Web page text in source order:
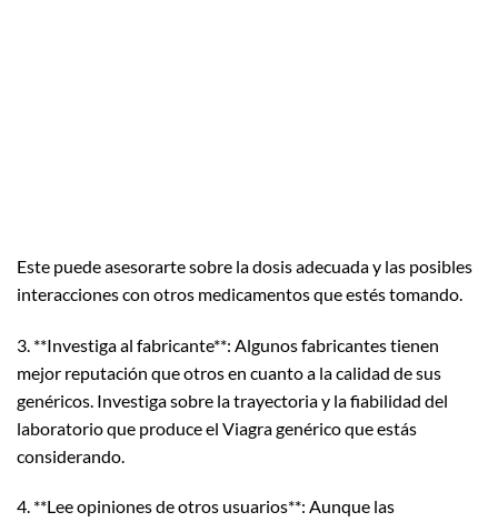
Este puede asesorarte sobre la dosis adecuada y las posibles
interacciones con otros medicamentos que estés tomando.
3. **Investiga al fabricante**: Algunos fabricantes tienen
mejor reputación que otros en cuanto a la calidad de sus
genéricos. Investiga sobre la trayectoria y la fiabilidad del
laboratorio que produce el Viagra genérico que estás
considerando.
4. **Lee opiniones de otros usuarios**: Aunque las